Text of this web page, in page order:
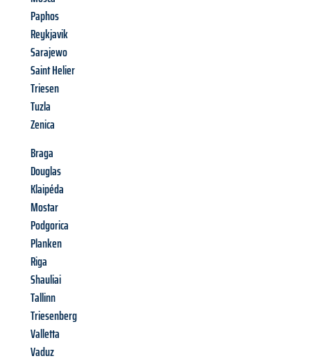
Paphos
Reykjavik
Sarajewo
Saint Helier
Triesen
Tuzla
Zenica
Braga
Douglas
Klaipéda
Mostar
Podgorica
Planken
Riga
Shauliai
Tallinn
Triesenberg
Valletta
Vaduz